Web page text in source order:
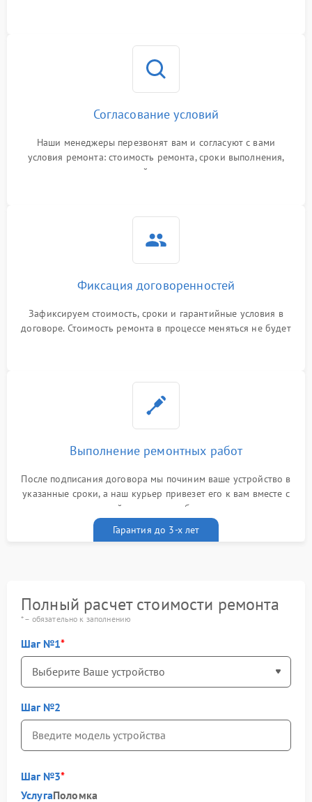
Согласование условий
Наши менеджеры перезвонят вам и согласуют с вами
условия ремонта: стоимость ремонта, сроки выполнения,
гарантийные условия
Фиксация договоренностей
Зафиксируем стоимость, сроки и гарантийные условия в
договоре. Стоимость ремонта в процессе меняться не будет
Выполнение ремонтных работ
После подписания договора мы починим ваше устройство в
указанные сроки, а наш курьер привезет его к вам вместе с
гарантийным талоном бесплатно
Гарантия до 3-х лет
Полный расчет стоимости ремонта
* – обязательно к заполнению
Шаг №1
Шаг №2
Шаг №3
УслугаПоломка